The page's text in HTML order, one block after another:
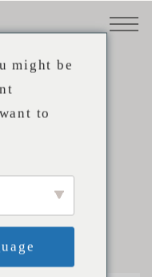
用品
ナー企
ロ向
注ソ
might be
to